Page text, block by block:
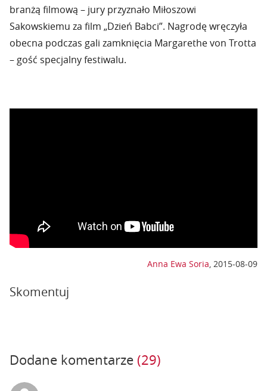
branżą filmową – jury przyznało Miłoszowi
Sakowskiemu za film „Dzień Babci”. Nagrodę wręczyła
obecna podczas gali zamknięcia Margarethe von Trotta
– gość specjalny festiwalu.
Anna Ewa Soria, 2015-08-09
Skomentuj
Dodane komentarze (29)